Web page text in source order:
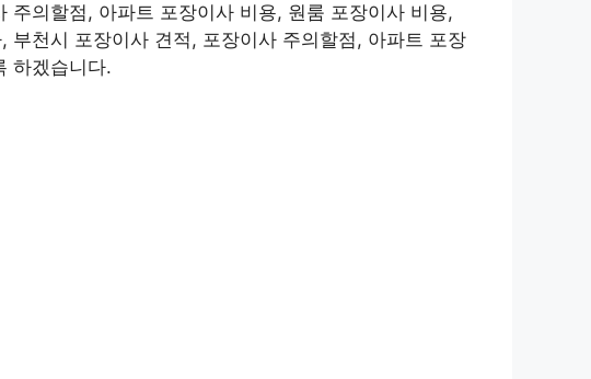
의할점, 아파트 포장이사 비용, 원룸 포장이사 비용,
천시 포장이사 견적, 포장이사 주의할점, 아파트 포장
하겠습니다.